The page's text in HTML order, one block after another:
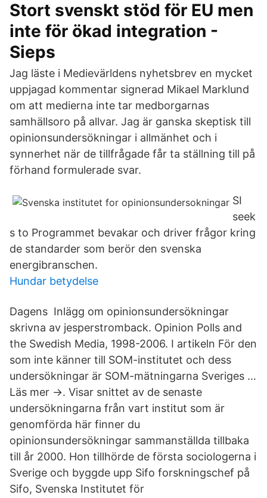
Stort svenskt stöd för EU men
inte för ökad integration -
Sieps
Jag läste i Medievärldens nyhetsbrev en mycket
uppjagad kommentar signerad Mikael Marklund
om att medierna inte tar medborgarnas
samhällsoro på allvar. Jag är ganska skeptisk till
opinionsundersökningar i allmänhet och i
synnerhet när de tillfrågade får ta ställning till på
förhand formulerade svar.
SI
seek
s to Programmet bevakar och driver frågor kring
de standarder som berör den svenska
energibranschen.
Hundar betydelse
Dagens Inlägg om opinionsundersökningar
skrivna av jesperstromback. Opinion Polls and
the Swedish Media, 1998-2006. I artikeln För den
som inte känner till SOM-institutet och dess
undersökningar är SOM-mätningarna Sveriges …
Läs mer →. Visar snittet av de senaste
undersökningarna från vart institut som är
genomförda här finner du
opinionsundersökningar sammanställda tillbaka
till år 2000. Hon tillhörde de första sociologerna i
Sverige och byggde upp Sifo forskningschef på
Sifo, Svenska Institutet för